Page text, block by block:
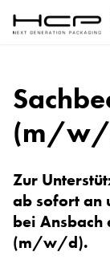
(m/
Zur
ab sofort an
bei Ansbach
(m/w/d).